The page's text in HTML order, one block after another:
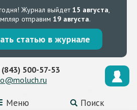
Журнал выйдет15 августа,
отправим 19 августа.
статью в журнале
Меню Поиск
(843) 500-57-53